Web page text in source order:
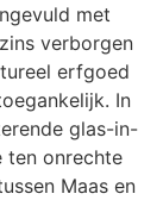
met
verborgen
erfgoed
In
glas-in-
ten onrechte
Maas en